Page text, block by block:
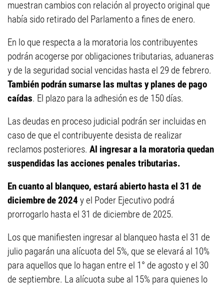
muestran cambios con relación al proyecto original que
había sido retirado del Parlamento a fines de enero.
En lo que respecta a la moratoria los contribuyentes
podrán acogerse por obligaciones tributarias, aduaneras
y de la seguridad social vencidas hasta el 29 de febrero.
También podrán sumarse las multas y planes de pago
caídas. El plazo para la adhesión es de 150 días.
Las deudas en proceso judicial podrán ser incluidas en
caso de que el contribuyente desista de realizar
reclamos posteriores. Al ingresar a la moratoria quedan
suspendidas las acciones penales tributarias.
En cuanto al blanqueo, estará abierto hasta el 31 de
diciembre de 2024 y el Poder Ejecutivo podrá
prorrogarlo hasta el 31 de diciembre de 2025.
Los que manifiesten ingresar al blanqueo hasta el 31 de
julio pagarán una alícuota del 5%, que se elevará al 10%
para aquellos que lo hagan entre el 1° de agosto y el 30
de septiembre. La alícuota sube al 15% para quienes lo